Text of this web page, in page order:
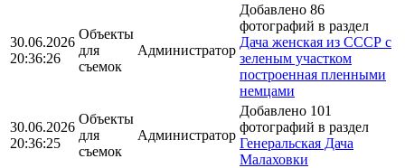
30.06.2026
20:36:26
Объекты
для
съемок
Администратор
Добавлено 86
фотографий в раздел
Дача женская из СССР с
зеленым участком
построенная пленными
немцами
30.06.2026
20:36:25
Объекты
для
съемок
Администратор
Добавлено 101
фотографий в раздел
Генеральская Дача
Малаховки